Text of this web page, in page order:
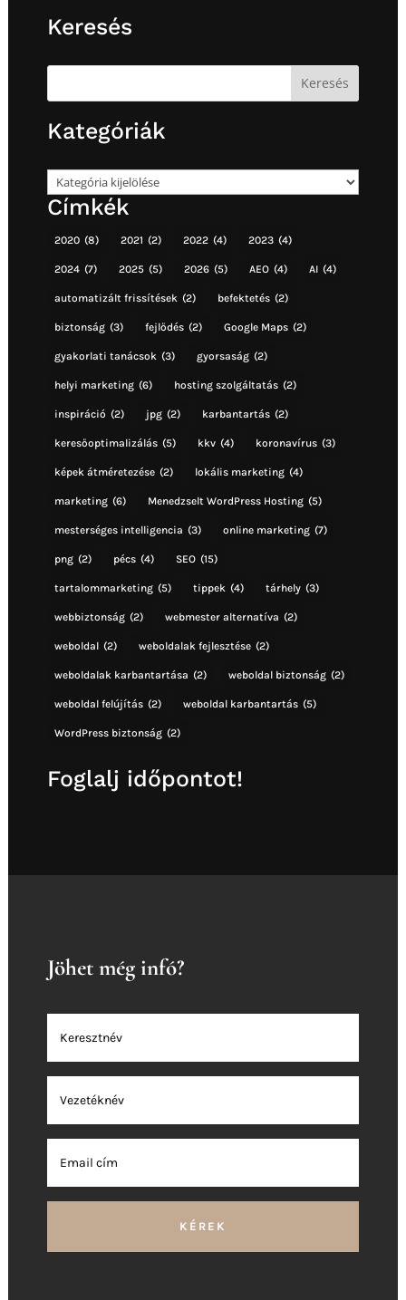
Keresés
Kategóriák
Kategóriák
Címkék
2020 (8) 2021 (2) 2022 (4) 2023 (4)
2024 (7) 2025 (5) 2026 (5) AEO (4) AI (4)
automatizált frissítések (2) befektetés (2)
biztonság (3) fejlődés (2) Google Maps (2)
gyakorlati tanácsok (3) gyorsaság (2)
helyi marketing (6) hosting szolgáltatás (2)
inspiráció (2) jpg (2) karbantartás (2)
keresőoptimalizálás (5) kkv (4) koronavírus (3)
képek átméretezése (2) lokális marketing (4)
marketing (6) Menedzselt WordPress Hosting (5)
mesterséges intelligencia (3) online marketing (7)
png (2) pécs (4) SEO (15)
tartalommarketing (5) tippek (4) tárhely (3)
webbiztonság (2) webmester alternatíva (2)
weboldal (2) weboldalak fejlesztése (2)
weboldalak karbantartása (2) weboldal biztonság (2)
weboldal felújítás (2) weboldal karbantartás (5)
WordPress biztonság (2)
Foglalj időpontot!
Jöhet még infó?
KÉREK